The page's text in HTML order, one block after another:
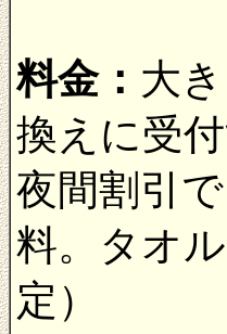
料金： 大
換えに受
夜間割引
料。タオ
定）